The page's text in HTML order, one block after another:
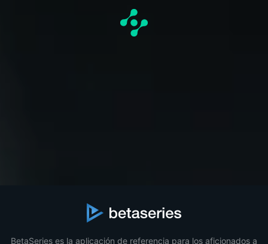
BetaSeries es la aplicación de referencia para los aficionados a